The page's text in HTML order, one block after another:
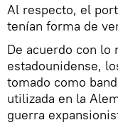
Al respecto, el
tenían forma de
De acuerdo con
estadounidense,
tomado como
utilizada en la
guerra